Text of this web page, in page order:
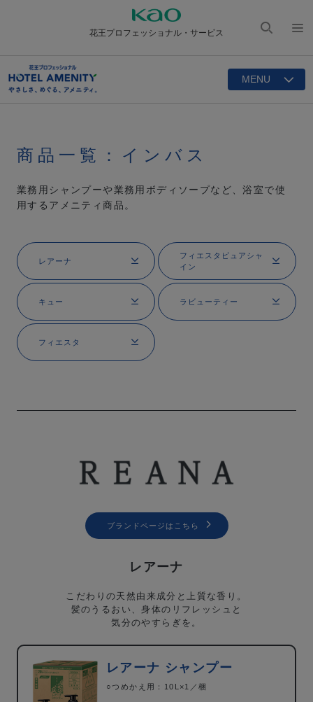
花王プロフェッショナル・サービス
ュー
を開
く
MENU
商品一覧：インバス
業務用シャンプーや業務用ボディソープなど、浴室で使
用するアメニティ商品。
レアーナ
フィエスタ ピュアシャ
イン
キュー ラビューティー
フィエスタ
ブランドページはこちら
レアーナ
こだわりの天然由来成分と上質な香り。
髪のうるおい、身体のリフレッシュと
気分のやすらぎを。
レアーナ シャンプー
○つめかえ用：10L×1／梱